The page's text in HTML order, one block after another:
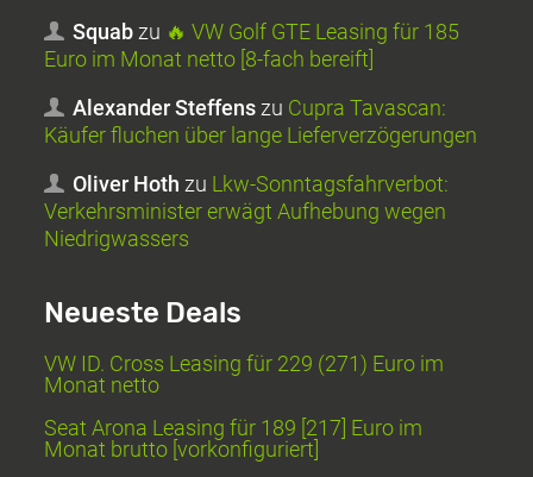
Squab zu 🔥 VW Golf GTE Leasing für 185
Euro im Monat netto [8-fach bereift]
Alexander Steffens zu Cupra Tavascan:
Käufer fluchen über lange Lieferverzögerungen
Oliver Hoth zu Lkw-Sonntagsfahrverbot:
Verkehrsminister erwägt Aufhebung wegen
Niedrigwassers
Neueste Deals
VW ID. Cross Leasing für 229 (271) Euro im
Monat netto
Seat Arona Leasing für 189 [217] Euro im
Monat brutto [vorkonfiguriert]